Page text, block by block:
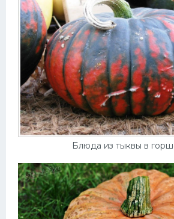
Блюда из тыквы в